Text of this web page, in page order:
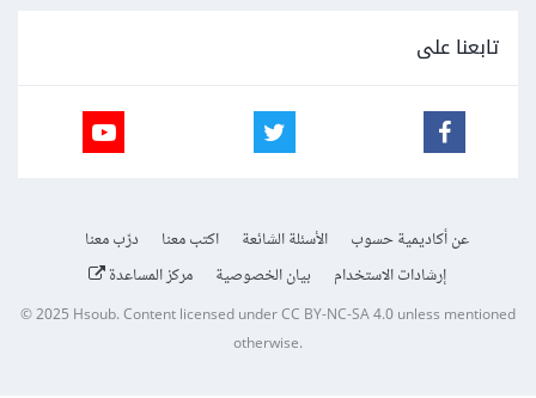
تابعنا على
عن أكاديمية حسوب الأسئلة الشائعة اكتب معنا
درّب معنا
إرشادات الاستخدام
بيان الخصوصية مركز المساعدة
© 2025Hsoub.Content licensed underCC BY-NC-SA 4.0unless mentioned
otherwise.